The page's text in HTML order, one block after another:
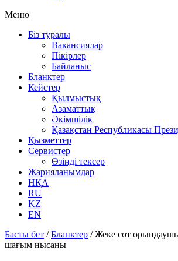
Меню
Біз туралы
Вакансиялар
Пікірлер
Байланыс
Бланктер
Кейстер
Қылмыстық
Азаматтық
Әкімшілік
Қазақстан Республикасы
Қызметтер
Сервистер
Өзіңді тексер
Жарияланымдар
НҚА
RU
KZ
EN
Басты бет /Бланктер /Жеке сот
шағым нысаны